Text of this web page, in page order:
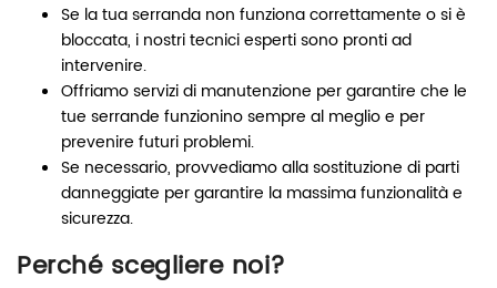
Se la tua serranda non funziona correttamente o si è
bloccata, i nostri tecnici esperti sono pronti ad
intervenire.
Offriamo servizi di manutenzione per garantire che le
tue serrande funzionino sempre al meglio e per
prevenire futuri problemi.
Se necessario, provvediamo alla sostituzione di parti
danneggiate per garantire la massima funzionalità e
sicurezza.
Perché scegliere noi?